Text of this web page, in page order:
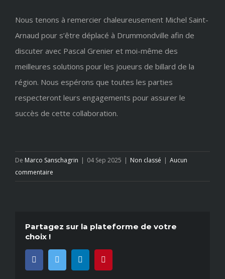
Nous tenons à remercier chaleureusement Michel Saint-
Arnaud pour s’être déplacé à Drummondville afin de
discuter avec Pascal Grenier et moi-même des
meilleures solutions pour les joueurs de billard de la
région. Nous espérons que toutes les parties
respecteront leurs engagements pour assurer le
succès de cette collaboration.
De Marco Sanschagrin | 04 Sep 2025 | Non classé | Aucun
commentaire
Partagez sur la plateforme de votre
choix !
FacebookTwitter LinkedIn